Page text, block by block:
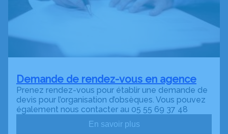
Demande de rendez-vous en agence
Prenez rendez-vous pour établir une demande de
devis pour l’organisation d’obsèques. Vous pouvez
également nous contacter au 05 55 69 37 48
En savoir plus